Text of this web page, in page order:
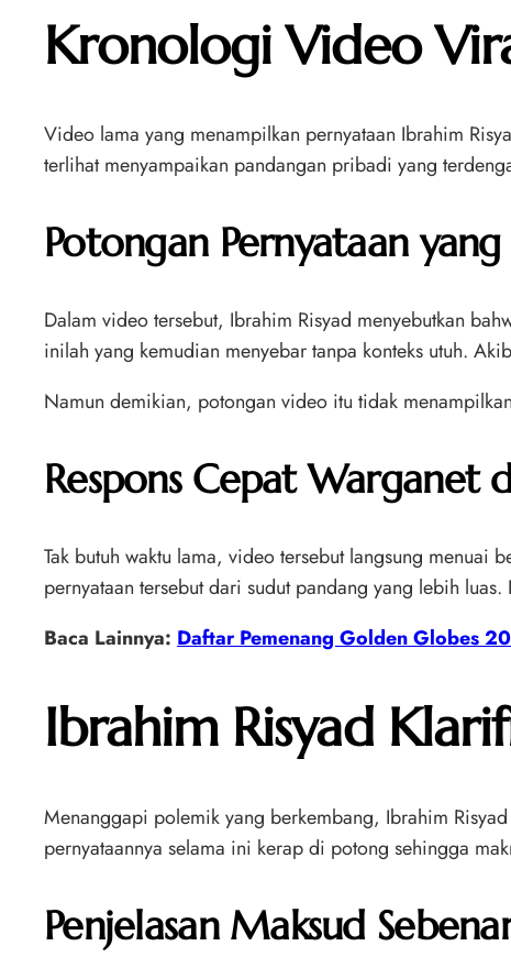
Kronologi Video
Video lama yang menampilkan pernyataan Ibrahim
terlihat menyampaikan pandangan pribadi yang
Potongan Pernyataan
Dalam video tersebut, Ibrahim Risyad menyebutkan
inilah yang kemudian menyebar tanpa konteks utuh.
Namun demikian, potongan video itu tidak
Respons Cepat Warganet
Tak butuh waktu lama, video tersebut langsung menuai
pernyataan tersebut dari sudut pandang yang lebih
Baca Lainnya: Daftar Pemenang Golden Globes
Ibrahim Risyad
Menanggapi polemik yang berkembang, Ibrahim
pernyataannya selama ini kerap di potong sehingga
Penjelasan Maksud